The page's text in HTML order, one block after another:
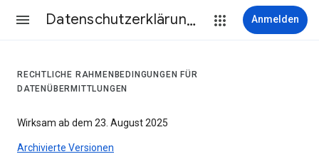
Datenschutzerklärung & Nutzungsbedingungen Anmelden
RECHTLICHE RAHMENBEDINGUNGEN FÜR
DATENÜBERMITTLUNGEN
Wirksam ab dem 23. August 2025
Archivierte Versionen